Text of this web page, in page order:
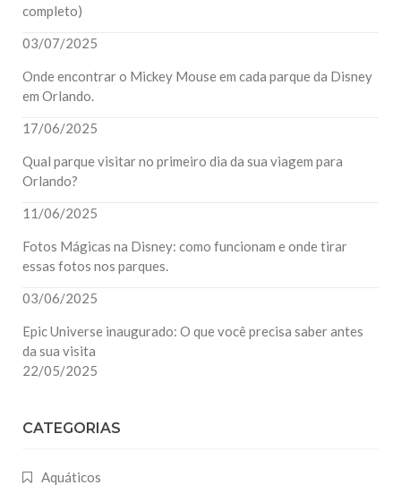
completo)
03/07/2025
Onde encontrar o Mickey Mouse em cada parque da Disney
em Orlando.
17/06/2025
Qual parque visitar no primeiro dia da sua viagem para
Orlando?
11/06/2025
Fotos Mágicas na Disney: como funcionam e onde tirar
essas fotos nos parques.
03/06/2025
Epic Universe inaugurado: O que você precisa saber antes
da sua visita
22/05/2025
CATEGORIAS
Aquáticos